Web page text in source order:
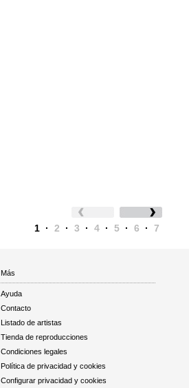
1 · 2 · 3 · 4 · 5 · 6 · 7
Más
Ayuda
Contacto
Listado de artistas
Tienda de reproducciones
Condiciones legales
Política de privacidad y cookies
Configurar privacidad y cookies